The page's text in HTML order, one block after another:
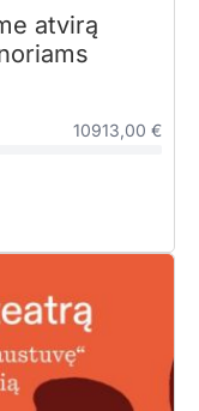
atvirą
10913,00 €